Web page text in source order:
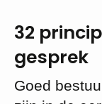
32
gesprek
Goed